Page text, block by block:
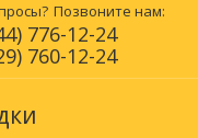
Позвоните нам:
776-12-24
760-12-24